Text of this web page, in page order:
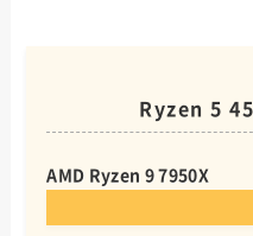
Ryzen 5
AMD Ryzen 9 7950X